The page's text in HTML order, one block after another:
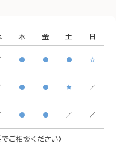
🚃ア
横浜
※イ
り
木 金 土 日
● ● ● ☆
● ● ★ ／
● ● ／ ／
ご相談ください）